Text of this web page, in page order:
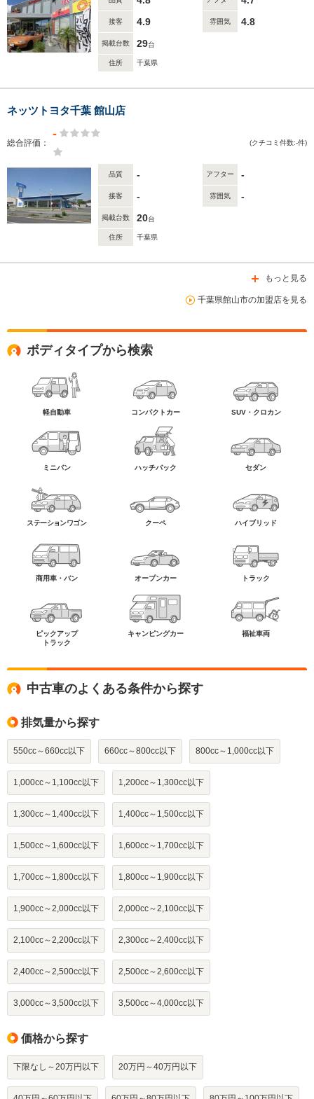
接客 4.9 雰囲気 4.8
掲載台数 29台
住所 千葉県
ネッツトヨタ千葉 館山店
総合評価：
-
(クチコミ件数:-件)
品質 - アフター -
接客 - 雰囲気 -
掲載台数 20台
住所 千葉県
もっと見る
千葉県館山市の加盟店を見る
ボディタイプから検索
軽自動車 コンパクトカー SUV・クロカン
ミニバン ハッチバック セダン
ステーションワゴン クーペ ハイブリッド
商用車・バン オープンカー トラック
ピックアップ
トラック
キャンピングカー 福祉車両
中古車のよくある条件から探す
排気量から探す
550cc～660cc以下 660cc～800cc以下 800cc～1,000cc以下
1,000cc～1,100cc以下 1,200cc～1,300cc以下
1,300cc～1,400cc以下 1,400cc～1,500cc以下
1,500cc～1,600cc以下 1,600cc～1,700cc以下
1,700cc～1,800cc以下 1,800cc～1,900cc以下
1,900cc～2,000cc以下 2,000cc～2,100cc以下
2,100cc～2,200cc以下 2,300cc～2,400cc以下
2,400cc～2,500cc以下 2,500cc～2,600cc以下
3,000cc～3,500cc以下 3,500cc～4,000cc以下
価格から探す
下限なし～20万円以下 20万円～40万円以下